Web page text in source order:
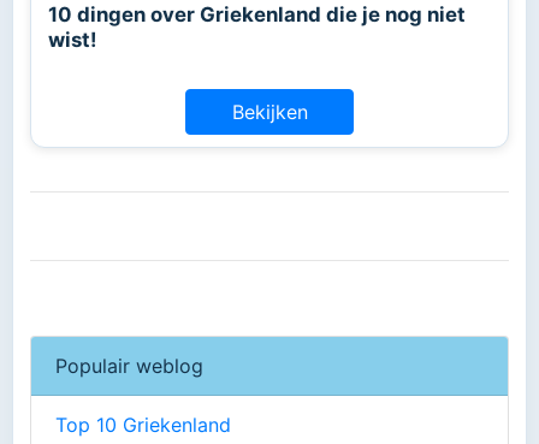
10 dingen over Griekenland die je nog niet
wist!
Bekijken
Populair weblog
Top 10 Griekenland